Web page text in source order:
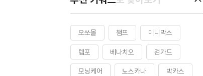
오쏘몰 챔프 미니막스
템포 베나치오 검가드
모닝케어 노스카나 박카스